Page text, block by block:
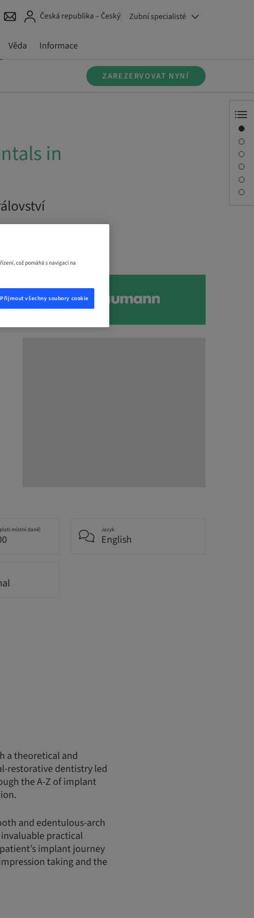
Česká republika – Český Zubní specialisté
Věda Informace
ZAREZERVOVAT NYNÍ
in
místní daně) Jazyk
English
a theoretical and
restorative dentistry led
the A-Z of implant
and edentulous-arch
practical
implant journey
taking and the
což pomáhá s navigací na
Přijmout všechny soubory cookie